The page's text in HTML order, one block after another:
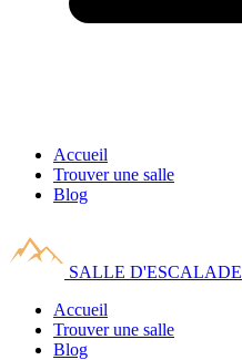
Accueil
Trouver une salle
Blog
SALLE D'ESCALADE
Accueil
Trouver une salle
Blog